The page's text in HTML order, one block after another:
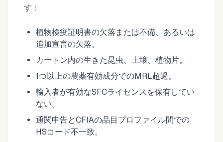
す：
植物検疫証明書の欠落または不備、あるいは
追加宣言の欠落。
カートン内の生きた昆虫、土壌、植物片。
1つ以上の農薬有効成分でのMRL超過。
輸入者が有効なSFCライセンスを保有してい
ない。
通関申告とCFIAの品目プロファイル間での
HSコード不一致。